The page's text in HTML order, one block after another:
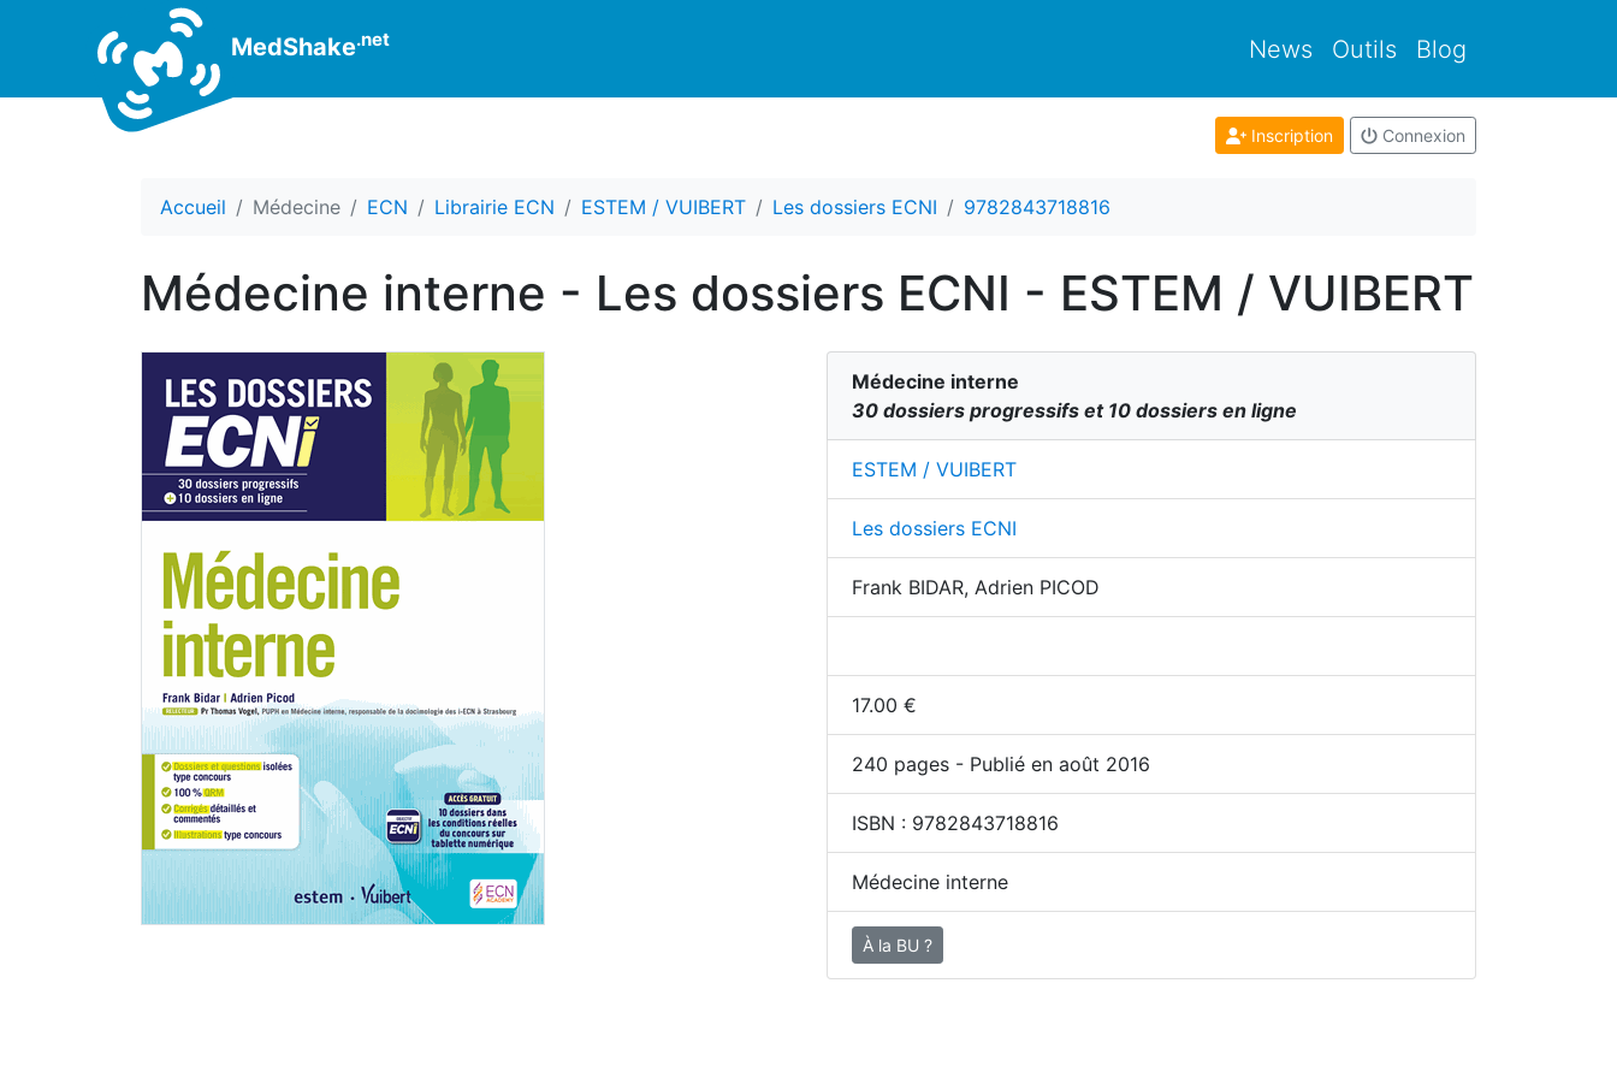
MedShake.net News Outils Blog
Inscription Connexion
Accueil Médecine ECN Librairie ECN ESTEM / VUIBERT Les dossiers ECNI 9782843718816
Médecine interne - Les dossiers ECNI - ESTEM / VUIBERT
Médecine interne
30 dossiers progressifs et 10 dossiers en ligne
ESTEM / VUIBERT
Les dossiers ECNI
Frank BIDAR, Adrien PICOD
17.00 €
240 pages - Publié en août 2016
ISBN : 9782843718816
Médecine interne
À la BU ?